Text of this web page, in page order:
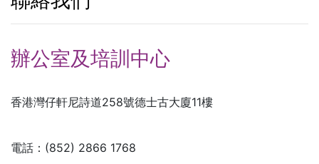
辦公室及培訓中心
香港灣仔軒尼詩道258號德士古大廈11樓
電話：(852) 2866 1768